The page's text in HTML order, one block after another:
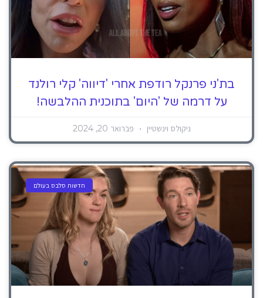
בת'ני פרנקל רודפת אחרי 'דיווה' קלי רולנד
על דרמה של 'היום' בתוכנית ההלבשה!
ניקולס וינשטיין פברואר 20, 2024
חדשות סלבס בעולם